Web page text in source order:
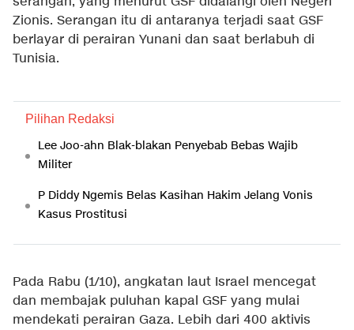
Zionis. Serangan itu di antaranya terjadi saat GSF
berlayar di perairan Yunani dan saat berlabuh di
Tunisia.
Pilihan Redaksi
Lee Joo-ahn Blak-blakan Penyebab Bebas Wajib
Militer
P Diddy Ngemis Belas Kasihan Hakim Jelang Vonis
Kasus Prostitusi
Pada Rabu (1/10), angkatan laut Israel mencegat
dan membajak puluhan kapal GSF yang mulai
mendekati perairan Gaza. Lebih dari 400 aktivis